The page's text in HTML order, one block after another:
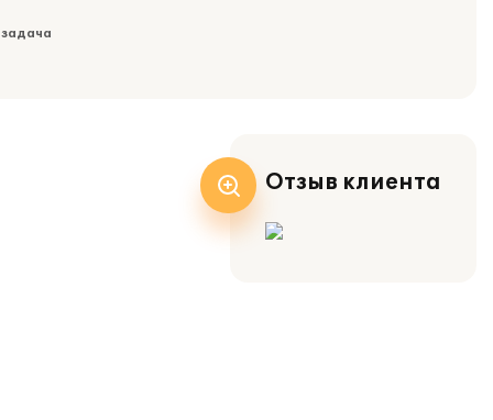
Отзыв клиента